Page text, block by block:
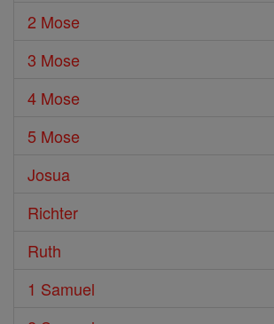
2 Mose
3 Mose
4 Mose
5 Mose
Josua
Richter
Ruth
1 Samuel